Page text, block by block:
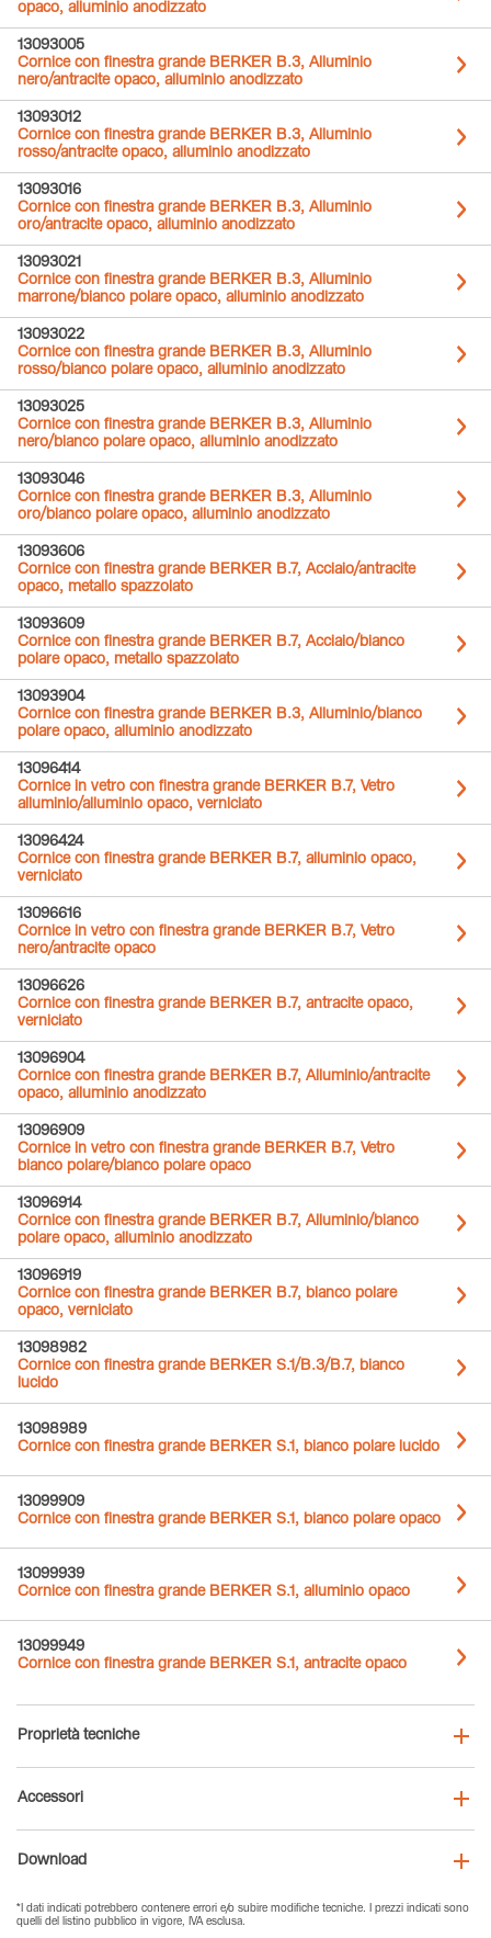
opaco, alluminio anodizzato
13093005
Cornice con finestra grande BERKER B.3, Alluminio
nero/antracite opaco, alluminio anodizzato
13093012
Cornice con finestra grande BERKER B.3, Alluminio
rosso/antracite opaco, alluminio anodizzato
13093016
Cornice con finestra grande BERKER B.3, Alluminio
oro/antracite opaco, alluminio anodizzato
13093021
Cornice con finestra grande BERKER B.3, Alluminio
marrone/bianco polare opaco, alluminio anodizzato
13093022
Cornice con finestra grande BERKER B.3, Alluminio
rosso/bianco polare opaco, alluminio anodizzato
13093025
Cornice con finestra grande BERKER B.3, Alluminio
nero/bianco polare opaco, alluminio anodizzato
13093046
Cornice con finestra grande BERKER B.3, Alluminio
oro/bianco polare opaco, alluminio anodizzato
13093606
Cornice con finestra grande BERKER B.7, Acciaio/antracite
opaco, metallo spazzolato
13093609
Cornice con finestra grande BERKER B.7, Acciaio/bianco
polare opaco, metallo spazzolato
13093904
Cornice con finestra grande BERKER B.3, Alluminio/bianco
polare opaco, alluminio anodizzato
13096414
Cornice in vetro con finestra grande BERKER B.7, Vetro
alluminio/alluminio opaco, verniciato
13096424
Cornice con finestra grande BERKER B.7, alluminio opaco,
verniciato
13096616
Cornice in vetro con finestra grande BERKER B.7, Vetro
nero/antracite opaco
13096626
Cornice con finestra grande BERKER B.7, antracite opaco,
verniciato
13096904
Cornice con finestra grande BERKER B.7, Alluminio/antracite
opaco, alluminio anodizzato
13096909
Cornice in vetro con finestra grande BERKER B.7, Vetro
bianco polare/bianco polare opaco
13096914
Cornice con finestra grande BERKER B.7, Alluminio/bianco
polare opaco, alluminio anodizzato
13096919
Cornice con finestra grande BERKER B.7, bianco polare
opaco, verniciato
13098982
Cornice con finestra grande BERKER S.1/B.3/B.7, bianco
lucido
13098989
Cornice con finestra grande BERKER S.1, bianco polare lucido
13099909
Cornice con finestra grande BERKER S.1, bianco polare opaco
13099939
Cornice con finestra grande BERKER S.1, alluminio opaco
13099949
Cornice con finestra grande BERKER S.1, antracite opaco
Proprietà tecniche
Accessori
Download
*I dati indicati potrebbero contenere errori e/o subire modifiche tecniche. I prezzi indicati sono
quelli del listino pubblico in vigore, IVA esclusa.